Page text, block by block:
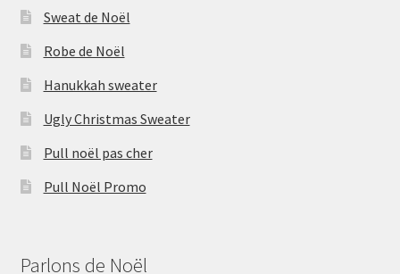
Sweat de Noël
Robe de Noël
Hanukkah sweater
Ugly Christmas Sweater
Pull noël pas cher
Pull Noël Promo
Parlons de Noël